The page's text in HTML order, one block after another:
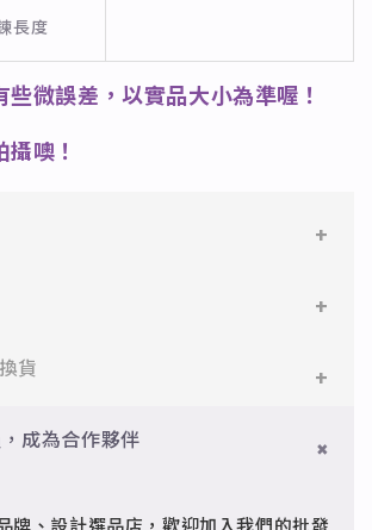
長度
些微誤差，以實品大小為準喔！
噢！
即享免運與精美包裝，超商取貨或宅配
檻享免運優惠，出貨時間約為2個工作
貨
成為合作夥伴